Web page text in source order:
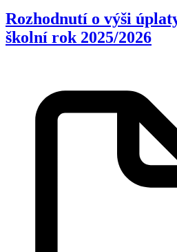
Rozhodnutí o výši
školní rok 2025/2026